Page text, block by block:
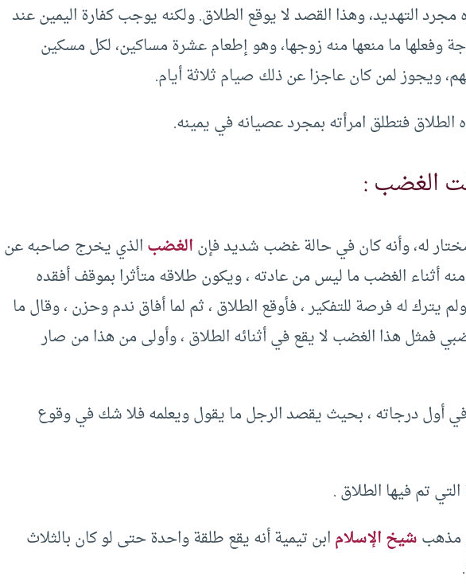
التهديد، وهذا القصد لا يوقع الطلاق. ولكنه يوجب كفارة اليمين عند
وفعلها ما منعها منه زوجها، وهو إطعام عشرة مساكين، لكل مسكين
ويجوز لمن كان عاجزا عن ذلك صيام ثلاثة أيام.
الطلاق فتطلق امرأته بمجرد عصيانه في يمينه.
الغضب :
له، وأنه كان في حالة غضب شديد فإنالغضبالذي يخرج صاحبه عن
أثناء الغضب ما ليس من عادته ، ويكون طلاقه متأثرا بموقف أفقده
يترك له فرصة للتفكير ، فأوقع الطلاق ، ثم لما أفاق ندم وحزن ، وقال ما
فمثل هذا الغضب لا يقع في أثنائه الطلاق ، وأولى من هذا من صار
في أول درجاته ، بحيث يقصد الرجل ما يقول ويعلمه فلا شك في وقوع
تم فيها الطلاق .
مذهبشيخ الإسلامابن تيمية أنه يقع طلقة واحدة حتى لو كان بالثلاث